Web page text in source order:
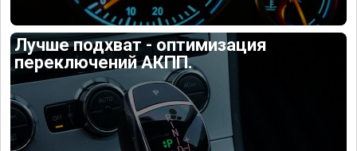
Лучше подхват - оптимизация
переключений АКПП.